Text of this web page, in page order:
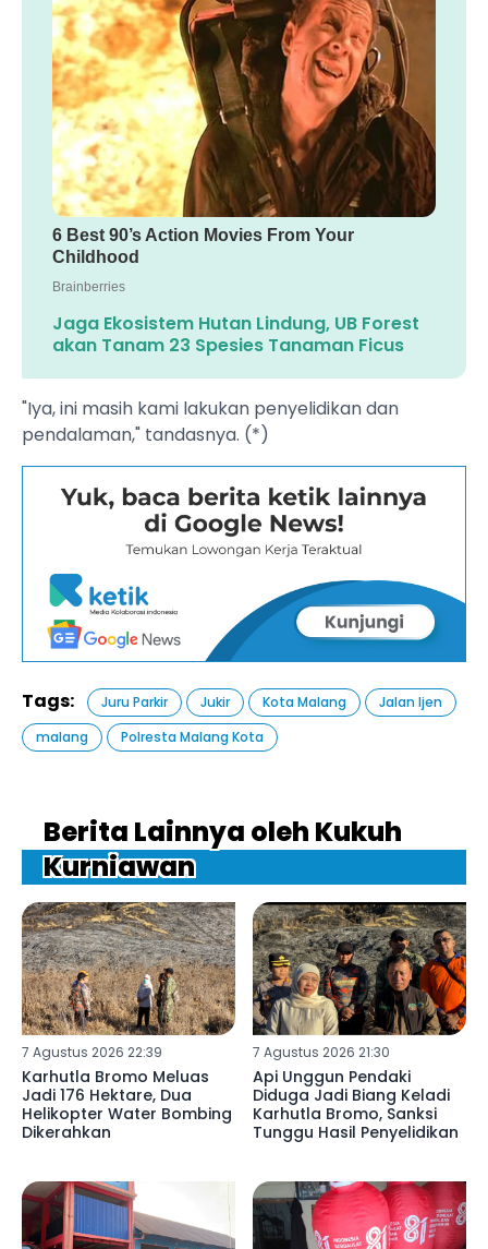
Jaga Ekosistem Hutan Lindung, UB Forest
akan Tanam 23 Spesies Tanaman Ficus
"Iya, ini masih kami lakukan penyelidikan dan
pendalaman," tandasnya. (*)
Tags: Juru Parkir Jukir Kota Malang
Jalan Ijen
malang
Polresta Malang Kota
Berita Lainnya oleh Kukuh
Kurniawan
7 Agustus 2026 22:39
Karhutla Bromo Meluas
Jadi 176 Hektare, Dua
Helikopter Water Bombing
Dikerahkan
7 Agustus 2026 21:30
Api Unggun Pendaki
Diduga Jadi Biang Keladi
Karhutla Bromo, Sanksi
Tunggu Hasil Penyelidikan